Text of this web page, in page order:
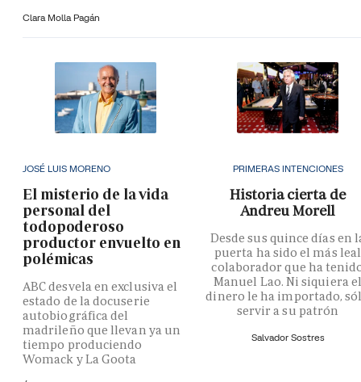
Clara Molla Pagán
JOSÉ LUIS MORENO
El misterio de la vida
personal del
todopoderoso
productor envuelto en
polémicas
ABC desvela en exclusiva el
estado de la docuserie
autobiográfica del
madrileño que llevan ya un
tiempo produciendo
Womack y La Goota
PRIMERAS INTENCIONES
Historia cierta de
Andreu Morell
Desde sus quince días en
puerta ha sido el más leal
colaborador que ha
Manuel Lao. Ni siquiera
dinero le ha importado,
servir a su patrón
Salvador Sostres